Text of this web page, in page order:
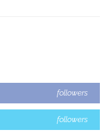
followers
followers